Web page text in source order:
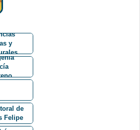
y
de
Felipe
27 y